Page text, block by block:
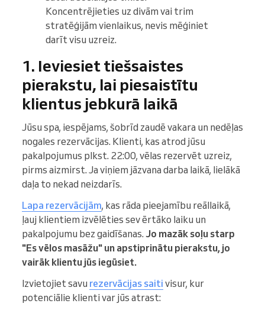
Koncentrējieties uz divām vai trim
stratēģijām vienlaikus, nevis mēģiniet
darīt visu uzreiz.
1. Ieviesiet tiešsaistes
pierakstu, lai piesaistītu
klientus jebkurā laikā
Jūsu spa, iespējams, šobrīd zaudē vakara un nedēļas
nogales rezervācijas. Klienti, kas atrod jūsu
pakalpojumus plkst. 22:00, vēlas rezervēt uzreiz,
pirms aizmirst. Ja viņiem jāzvana darba laikā, lielākā
daļa to nekad neizdarīs.
Lapa rezervācijām, kas rāda pieejamību reāllaikā,
ļauj klientiem izvēlēties sev ērtāko laiku un
pakalpojumu bez gaidīšanas. Jo mazāk soļu starp
"Es vēlos masāžu" un apstiprinātu pierakstu, jo
vairāk klientu jūs iegūsiet.
Izvietojiet savu rezervācijas saiti visur, kur
potenciālie klienti var jūs atrast: